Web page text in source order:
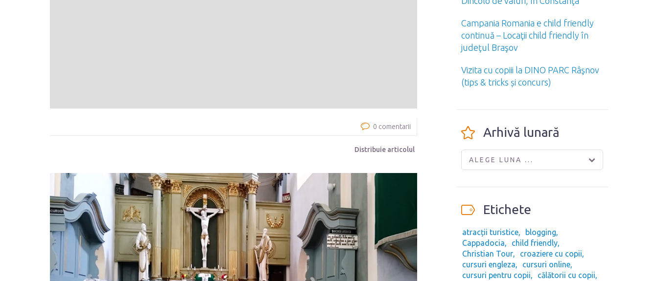
0 comentarii
Distribuie articolul
Campania Romania e child friendly
continuă – Locaţii child friendly în
judeţul Braşov
Vizita cu copiii la DINO PARC Râşnov
(tips & tricks și concurs)
Arhivă lunară
ALEGE LUNA ...
Etichete
atracții turistice
blogging
Cappadocia
child friendly
Christian Tour
croaziere cu copii
cursuri engleza
cursuri online
cursuri pentru copii
călătorii cu copii